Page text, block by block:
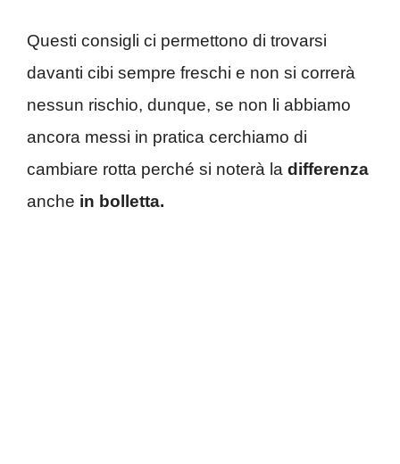
Questi consigli ci permettono di trovarsi
davanti cibi sempre freschi e non si correrà
nessun rischio, dunque, se non li abbiamo
ancora messi in pratica cerchiamo di
cambiare rotta perché si noterà la differenza
anche in bolletta.